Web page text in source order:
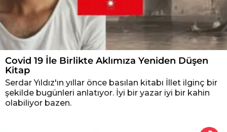
Covid 19 İle Birlikte Aklımıza Yeniden Düşen
Kitap
Serdar Yıldız'ın yıllar önce basılan kitabı İllet ilginç bir
şekilde bugünleri anlatıyor. İyi bir yazar iyi bir kahin
olabiliyor bazen.